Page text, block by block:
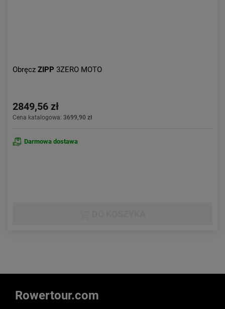
Obręcz ZIPP 3ZERO MOTO
2849,56 zł
Cena katalogowa: 3699,90 zł
Darmowa dostawa
Rowertour.com